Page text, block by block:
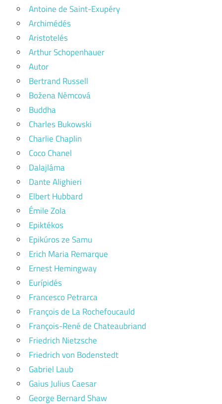
Antoine de Saint-Exupéry
Archimédés
Aristotelés
Arthur Schopenhauer
Autor
Bertrand Russell
Božena Němcová
Buddha
Charles Bukowski
Charlie Chaplin
Coco Chanel
Dalajláma
Dante Alighieri
Elbert Hubbard
Émile Zola
Epiktékos
Epikúros ze Samu
Erich Maria Remarque
Ernest Hemingway
Eurípidés
Francesco Petrarca
François de La Rochefoucauld
François-René de Chateaubriand
Friedrich Nietzsche
Friedrich von Bodenstedt
Gabriel Laub
Gaius Julius Caesar
George Bernard Shaw